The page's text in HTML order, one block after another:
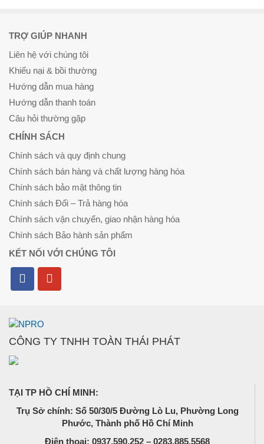
TRỢ GIÚP NHANH
Liên hệ với chúng tôi
Khiếu nại & bồi thường
Hướng dẫn mua hàng
Hướng dẫn thanh toán
Câu hỏi thường gặp
CHÍNH SÁCH
Chính sách và quy định chung
Chính sách bán hàng và chất lượng hàng hóa
Chính sách bảo mật thông tin
Chính sách Đổi – Trả hàng hóa
Chính sách vận chuyển, giao nhận hàng hóa
Chính sách Bảo hành sản phẩm
KẾT NỐI VỚI CHÚNG TÔI
CÔNG TY TNHH TOÀN THÁI PHÁT
TẠI TP HỒ CHÍ MINH:
Trụ Sở chính: Số 50/30/5 Đường Lò Lu, Phường Long
Phước, Thành phố Hồ Chí Minh
Điện thoại: 0937.590.252 – 0283.885.5568